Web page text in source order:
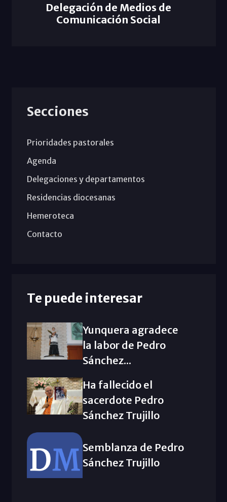
Delegación de Medios de
Comunicación Social
Secciones
Prioridades pastorales
Agenda
Delegaciones y departamentos
Residencias diocesanas
Hemeroteca
Contacto
Te puede interesar
Yunquera agradece
la labor de Pedro
Sánchez...
Ha fallecido el
sacerdote Pedro
Sánchez Trujillo
Semblanza de Pedro
Sánchez Trujillo